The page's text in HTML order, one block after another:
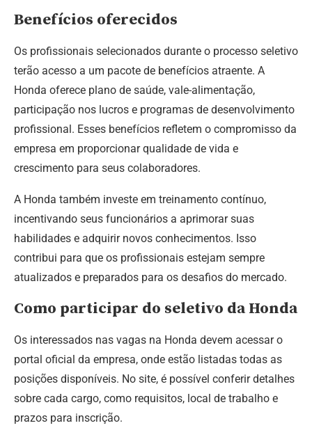
Benefícios oferecidos
Os profissionais selecionados durante o processo seletivo
terão acesso a um pacote de benefícios atraente. A
Honda oferece plano de saúde, vale-alimentação,
participação nos lucros e programas de desenvolvimento
profissional. Esses benefícios refletem o compromisso da
empresa em proporcionar qualidade de vida e
crescimento para seus colaboradores.
A Honda também investe em treinamento contínuo,
incentivando seus funcionários a aprimorar suas
habilidades e adquirir novos conhecimentos. Isso
contribui para que os profissionais estejam sempre
atualizados e preparados para os desafios do mercado.
Como participar do seletivo da Honda
Os interessados nas vagas na Honda devem acessar o
portal oficial da empresa, onde estão listadas todas as
posições disponíveis. No site, é possível conferir detalhes
sobre cada cargo, como requisitos, local de trabalho e
prazos para inscrição.